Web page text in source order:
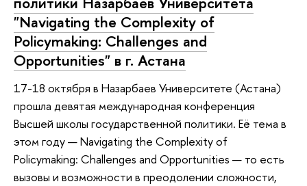
"Navigating the Complexity of
Policymaking: Challenges and
Opportunities" в г. Астана
17-18 октября в Назарбаев Университете (Астана)
прошла девятая международная конференция
Высшей школы государственной политики. Её тема в
этом году — Navigating the Complexity of
Policymaking: Challenges and Opportunities — то есть
вызовы и возможности в преодолении сложности,